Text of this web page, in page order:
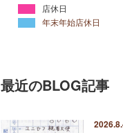
店休日
年末年始店休日
最近のBLOG記事